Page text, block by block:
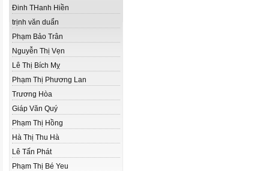
Đinh THanh Hiền
trịnh văn duẩn
Phạm Bảo Trân
Nguyễn Thị Vẹn
Lê Thị Bích Mỵ
Phạm Thị Phương Lan
Trương Hòa
Giáp Văn Quý
Phạm Thị Hồng
Hà Thị Thu Hà
Lê Tấn Phát
Phạm Thị Bé Yeu